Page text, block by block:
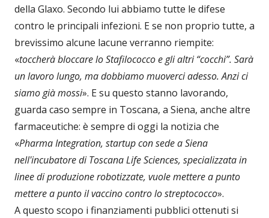
della Glaxo. Secondo lui abbiamo tutte le difese
contro le principali infezioni. E se non proprio tutte, a
brevissimo alcune lacune verranno riempite:
«toccherà bloccare lo Stafilococco e gli altri “cocchi”. Sarà
un lavoro lungo, ma dobbiamo muoverci adesso. Anzi ci
siamo già mossi». E su questo stanno lavorando,
guarda caso sempre in Toscana, a Siena, anche altre
farmaceutiche: è sempre di oggi la notizia che
«Pharma Integration, startup con sede a Siena
nell'incubatore di Toscana Life Sciences, specializzata in
linee di produzione robotizzate, vuole mettere a punto
mettere a punto il vaccino contro lo streptococco».
A questo scopo i finanziamenti pubblici ottenuti si